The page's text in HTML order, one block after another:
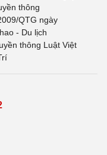
thông
QTG ngày
- Du lịch
thông Luật Việt